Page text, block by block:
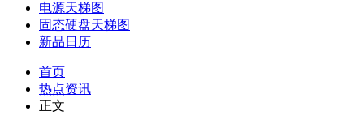
电源天梯图
固态硬盘天梯图
新品日历
首页
热点资讯
正文